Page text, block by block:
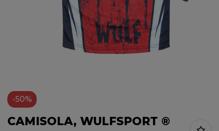
-50%
CAMISOLA, WULFSPORT ®